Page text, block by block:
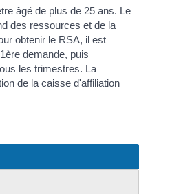
âgé de plus de 25 ans. Le
des ressources et de la
obtenir le RSA, il est
demande, puis
les trimestres. La
de la caisse d'affiliation